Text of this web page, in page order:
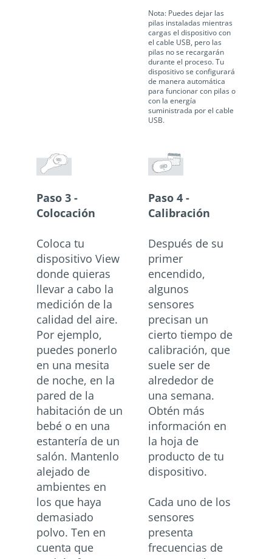
Nota: Puedes dejar las
pilas instaladas mientras
cargas el dispositivo con
el cable USB, pero las
pilas no se recargarán
durante el proceso. Tu
dispositivo se configurará
de manera automática
para funcionar con pilas o
con la energía
suministrada por el cable
USB.
Paso 3 -
Colocación
Coloca tu
dispositivo View
donde quieras
llevar a cabo la
medición de la
calidad del aire.
Por ejemplo,
puedes ponerlo
en una mesita
de noche, en la
pared de la
habitación de un
bebé o en una
estantería de un
salón. Mantenlo
alejado de
ambientes en
los que haya
demasiado
polvo. Ten en
cuenta que
Paso 4 -
Calibración
Después de su
primer
encendido,
algunos
sensores
precisan un
cierto tiempo de
calibración, que
suele ser de
alrededor de
una semana.
Obtén más
información en
la hoja de
producto de tu
dispositivo.
Cada uno de los
sensores
presenta
frecuencias de